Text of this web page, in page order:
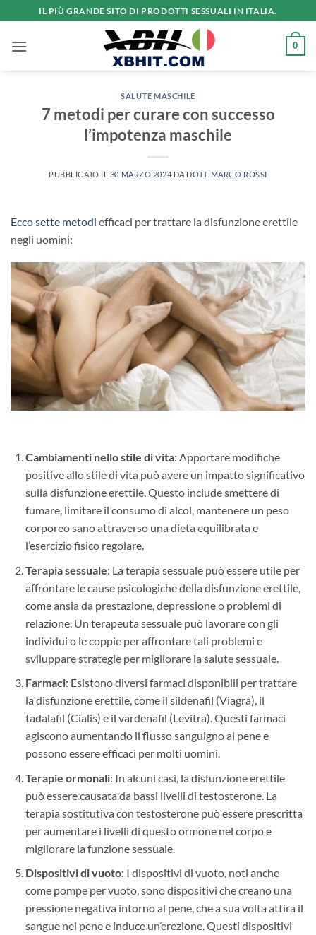
ai
contenuti
IL PIÙ GRANDE SITO DI PRODOTTI SESSUALI IN ITALIA.
0
SALUTE MASCHILE
7 metodi per curare con successo
l’impotenza maschile
PUBBLICATO IL 30 MARZO 2024 DA DOTT. MARCO ROSSI
Ecco sette metodi efficaci per trattare la disfunzione erettile
negli uomini:
Cambiamenti nello stile di vita: Apportare modifiche
positive allo stile di vita può avere un impatto significativo
sulla disfunzione erettile. Questo include smettere di
fumare, limitare il consumo di alcol, mantenere un peso
corporeo sano attraverso una dieta equilibrata e
l’esercizio fisico regolare.
Terapia sessuale: La terapia sessuale può essere utile per
affrontare le cause psicologiche della disfunzione erettile,
come ansia da prestazione, depressione o problemi di
relazione. Un terapeuta sessuale può lavorare con gli
individui o le coppie per affrontare tali problemi e
sviluppare strategie per migliorare la salute sessuale.
Farmaci: Esistono diversi farmaci disponibili per trattare
la disfunzione erettile, come il sildenafil (Viagra), il
tadalafil (Cialis) e il vardenafil (Levitra). Questi farmaci
agiscono aumentando il flusso sanguigno al pene e
possono essere efficaci per molti uomini.
Terapie ormonali: In alcuni casi, la disfunzione erettile
può essere causata da bassi livelli di testosterone. La
terapia sostitutiva con testosterone può essere prescritta
per aumentare i livelli di questo ormone nel corpo e
migliorare la funzione sessuale.
Dispositivi di vuoto: I dispositivi di vuoto, noti anche
come pompe per vuoto, sono dispositivi che creano una
pressione negativa intorno al pene, che a sua volta attira il
sangue nel pene e induce un’erezione. Questi dispositivi